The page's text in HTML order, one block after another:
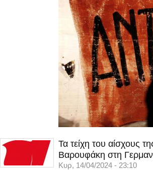
Τα τείχη του αίσχους
Βαρουφάκη στη
Κυρ, 14/04/2024 - 23:10